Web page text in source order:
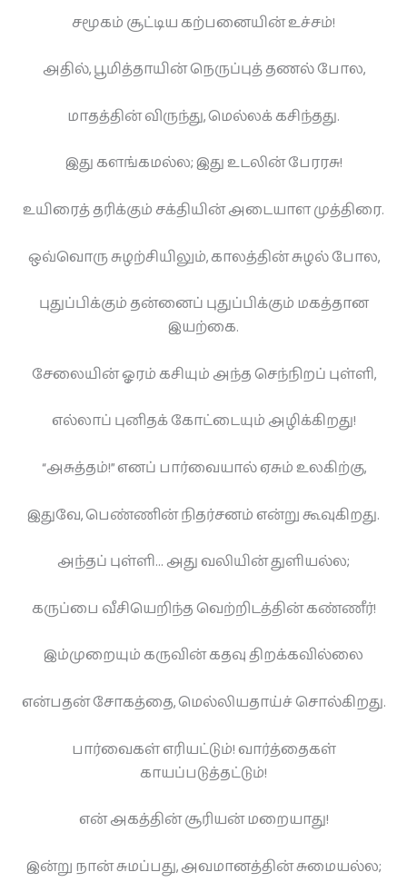
சமூகம் சூட்டிய கற்பனையின் உச்சம்!
அதில், பூமித்தாயின் நெருப்புத் தணல் போல,
மாதத்தின் விருந்து, மெல்லக் கசிந்தது.
இது களங்கமல்ல; இது உடலின் பேரரசு!
உயிரைத் தரிக்கும் சக்தியின் அடையாள முத்திரை.
ஒவ்வொரு சுழற்சியிலும், காலத்தின் சுழல் போல,
புதுப்பிக்கும் தன்னைப் புதுப்பிக்கும் மகத்தான
இயற்கை.
சேலையின் ஓரம் கசியும் அந்த செந்நிறப் புள்ளி,
எல்லாப் புனிதக் கோட்டையும் அழிக்கிறது!
“அசுத்தம்!” எனப் பார்வையால் ஏசும் உலகிற்கு,
இதுவே, பெண்ணின் நிதர்சனம் என்று கூவுகிறது.
அந்தப் புள்ளி… அது வலியின் துளியல்ல;
கருப்பை வீசியெறிந்த வெற்றிடத்தின் கண்ணீர்!
இம்முறையும் கருவின் கதவு திறக்கவில்லை
என்பதன் சோகத்தை, மெல்லியதாய்ச் சொல்கிறது.
பார்வைகள் எரியட்டும்! வார்த்தைகள்
காயப்படுத்தட்டும்!
என் அகத்தின் சூரியன் மறையாது!
இன்று நான் சுமப்பது, அவமானத்தின் சுமையல்ல;